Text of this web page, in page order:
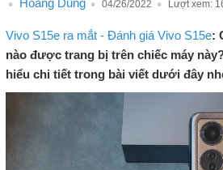
04/26/2022 Lượt xem:
Vivo S15e ra mắt - Đánh giá Vivo S15e:
nào được trang bị trên chiếc máy
hiểu chi tiết trong bài viết dưới đây